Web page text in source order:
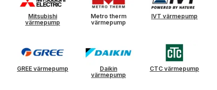
Mitsubishi
värmepump
Metro therm
värmepump
IVT värmepump
GREE värmepump
Daikin
värmepump
CTC värmepump